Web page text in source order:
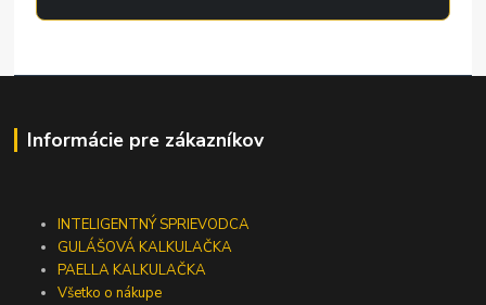
Informácie pre zákazníkov
INTELIGENTNÝ SPRIEVODCA
GULÁŠOVÁ KALKULAČKA
PAELLA KALKULAČKA
Všetko o nákupe